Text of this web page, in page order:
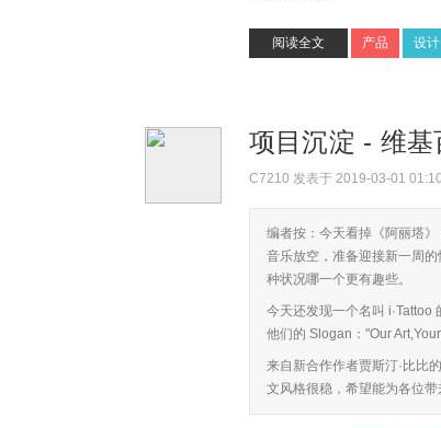
阅读全文 产品 设计
项目沉淀 - 维
C7210 发表于 2019-03-01 01:10
编者按：今天看掉《阿丽塔
音乐放空，准备迎接新一周
种状况哪一个更有趣些。
今天还发现一个名叫
他们的 Slogan："Our Art,Your
来自新合作作者贾斯汀·比比
文风格很稳，希望能为各位